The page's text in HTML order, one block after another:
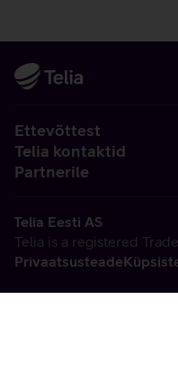
Ettevõttest
Telia kontaktid
Partnerile
Telia Eesti AS
Telia is a registered
Privaatsusteade